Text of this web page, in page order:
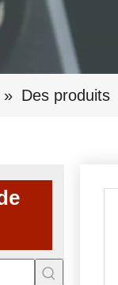
» Des produits